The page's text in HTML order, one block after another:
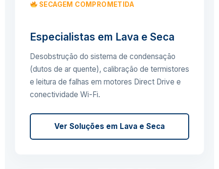
SECAGEM COMPROMETIDA
Especialistas em Lava e Seca
Desobstrução do sistema de condensação
(dutos de ar quente), calibração de termistores
e leitura de falhas em motores Direct Drive e
conectividade Wi-Fi.
Ver Soluções em Lava e Seca